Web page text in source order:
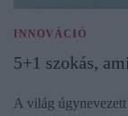
INNOVÁCIÓ
5+1 szokás,
A világ